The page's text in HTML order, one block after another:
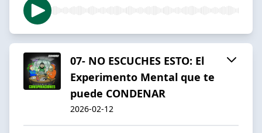
07- NO ESCUCHES ESTO: El
Experimento Mental que te
puede CONDENAR
2026-02-12